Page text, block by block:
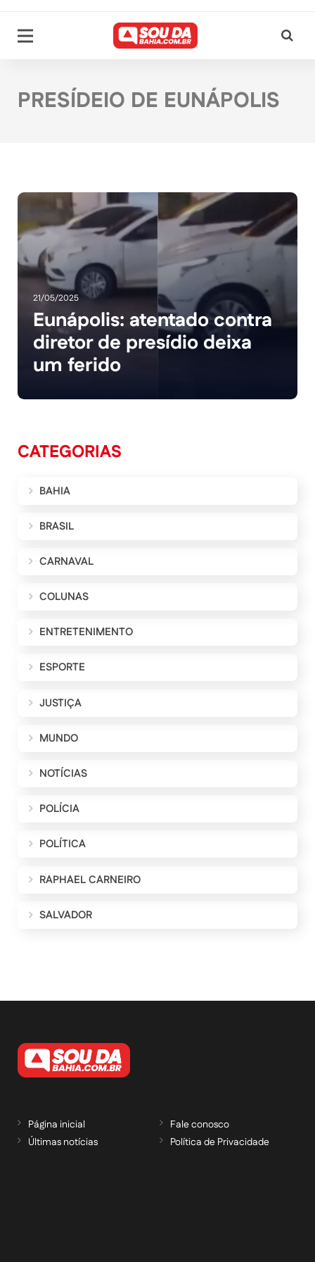
PRESÍDEIO DE EUNÁPOLIS
21/05/2025
Eunápolis: atentado contra
diretor de presídio deixa
um ferido
CATEGORIAS
BAHIA
BRASIL
CARNAVAL
COLUNAS
ENTRETENIMENTO
ESPORTE
JUSTIÇA
MUNDO
NOTÍCIAS
POLÍCIA
POLÍTICA
RAPHAEL CARNEIRO
SALVADOR
Página inicial
Últimas notícias
Fale conosco
Política de Privacidade